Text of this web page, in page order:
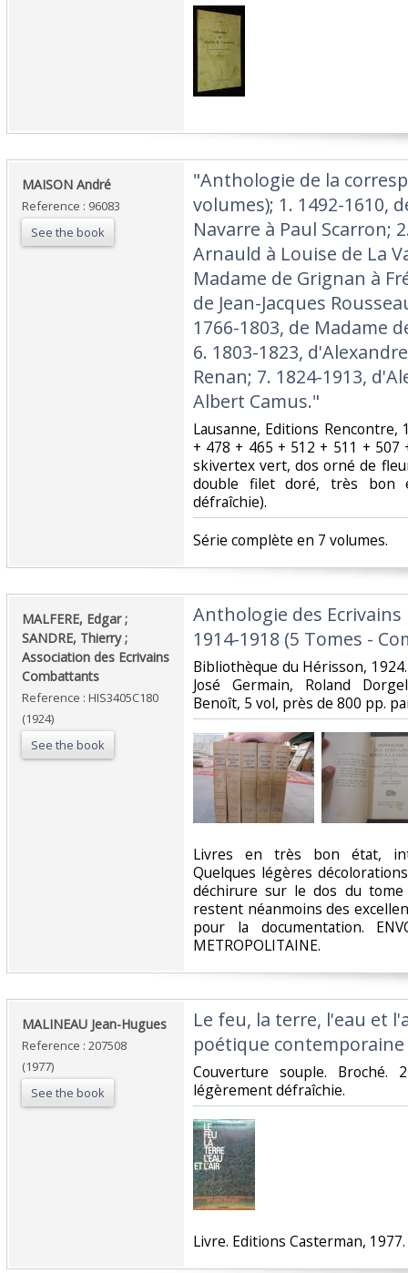
‎MAISON André‎
Reference : 96083
See the book
‎"Anthologie de la
volumes); 1. 1492-1610,
Navarre à Paul Scarron;
Arnauld à Louise de La
Madame de Grignan à
de Jean-Jacques
1766-1803, de Madame
6. 1803-1823,
Renan; 7. 1824-1913,
Albert Camus."‎
‎Lausanne, Editions Rencontre,
+ 478 + 465 + 512 + 511 +
skivertex vert, dos orné de
double filet doré, très bon
défraîchie).‎
‎Série complète en 7 volumes. ‎
‎MALFERE, Edgar ;
SANDRE, Thierry ;
Association des Ecrivains
Combattants‎
Reference : HIS3405C180
(1924)
See the book
‎Anthologie des
1914-1918 (5 Tomes -
‎Bibliothèque du Hérisson,
José Germain, Roland
Benoît, 5 vol, près de 800 pp.
‎Livres en très bon état,
Quelques légères
déchirure sur le dos du tome
restent néanmoins des
pour la documentation.
METROPOLITAINE.‎
‎MALINEAU Jean-Hugues ‎
Reference : 207508
(1977)
See the book
‎Le feu, la terre, l'eau et
poétique
‎Couverture souple. Broché.
légèrement défraîchie.‎
‎Livre. Editions Casterman, 1977.‎